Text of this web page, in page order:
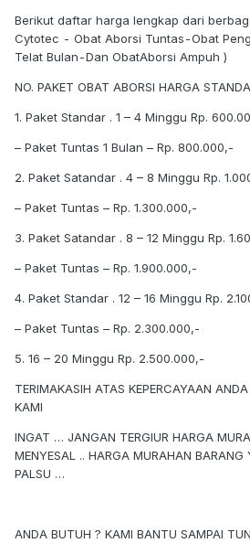
Berikut daftar harga lengkap dari
Cytotec - Obat Aborsi Tuntas - Obat
Telat Bulan - Dan ObatAborsi Ampuh )
NO. PAKET OBAT ABORSI HARGA
1. Paket Standar . 1 – 4 Minggu Rp.
– Paket Tuntas 1 Bulan – Rp. 800.000,-
2. Paket Satandar . 4 – 8 Minggu Rp.
– Paket Tuntas – Rp. 1.300.000,-
3. Paket Satandar . 8 – 12 Minggu Rp.
– Paket Tuntas – Rp. 1.900.000,-
4. Paket Standar . 12 – 16 Minggu Rp.
– Paket Tuntas – Rp. 2.300.000,-
5. 16 – 20 Minggu Rp. 2.500.000,-
TERIMAKASIH ATAS KEPERCAYAAN
KAMI
INGAT … JANGAN TERGIUR HARGA
MENYESAL .. HARGA MURAHAN BARANG
PALSU …
ANDA BUTUH ? KAMI BANTU SAMPAI